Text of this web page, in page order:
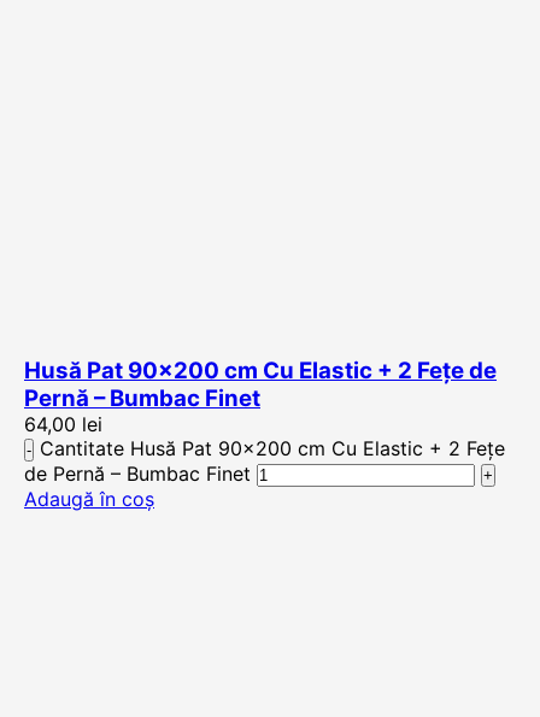
Husă Pat 90×200 cm Cu Elastic + 2 Fețe de
Pernă – Bumbac Finet
64,00 lei
Cantitate Husă Pat 90x200 cm Cu Elastic + 2 Fețe
de Pernă – Bumbac Finet
Adaugă în coș